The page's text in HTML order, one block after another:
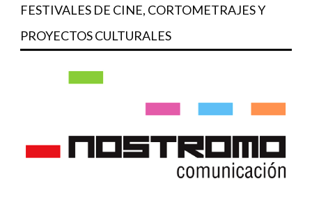
FESTIVALES DE CINE, CORTOMETRAJES Y
PROYECTOS CULTURALES